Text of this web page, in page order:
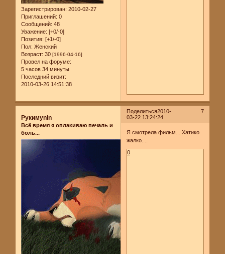
Зарегистрирован: 2010-02-27
Приглашений: 0
Сообщений: 48
Уважение: [+0/-0]
Позитив: [+1/-0]
Пол: Женский
Возраст: 30 [1996-04-16]
Провел на форуме:
5 часов 34 минуты
Последний визит:
2010-03-26 14:51:38
Поделиться 7
2010-
03-22 13:24:24
Рукимуnin
Всё время я оплакиваю печаль и
боль...
Я смотрела фильм... Хатико
жалко....
0